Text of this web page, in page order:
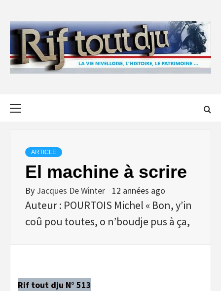
content
ARTICLE
El machine à scrire
By Jacques De Winter 12 années ago
Auteur : POURTOIS Michel « Bon, y’in
coû pou toutes, o n’boudje pus à ça,
Rif tout dju N° 513